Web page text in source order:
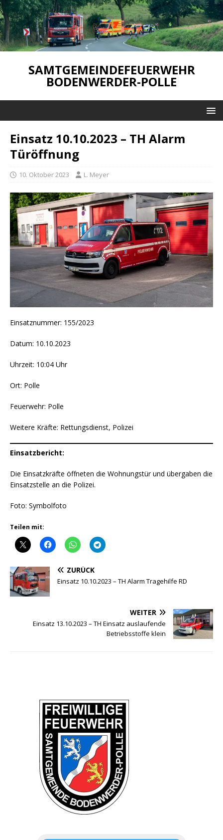
SAMTGEMEINDEFEUERWEHR
BODENWERDER-POLLE
Einsatz 10.10.2023 – TH Alarm
Türöffnung
10. Oktober 2023 L. Meyer
Einsatznummer: 155/2023
Datum: 10.10.2023
Uhrzeit: 10:04 Uhr
Ort: Polle
Feuerwehr: Polle
Weitere Kräfte: Rettungsdienst, Polizei
Einsatzbericht:
Die Einsatzkräfte öffneten die Wohnungstür und übergaben die
Einsatzstelle an die Polizei.
Foto: Symbolfoto
Teilen mit:
ZURÜCK
Einsatz 10.10.2023 – TH Alarm Tragehilfe RD
WEITER
Einsatz 13.10.2023 – TH Einsatz auslaufende
Betriebsstoffe klein